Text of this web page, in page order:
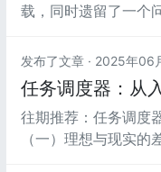
载，同时遗留了一个
问题在ARM推出big-
虑到了。linaro在
到scheduler的逻辑
发布了文章 · 2025年06
任务调度器：从
往期推荐：任务调度
（一）理想与现实的